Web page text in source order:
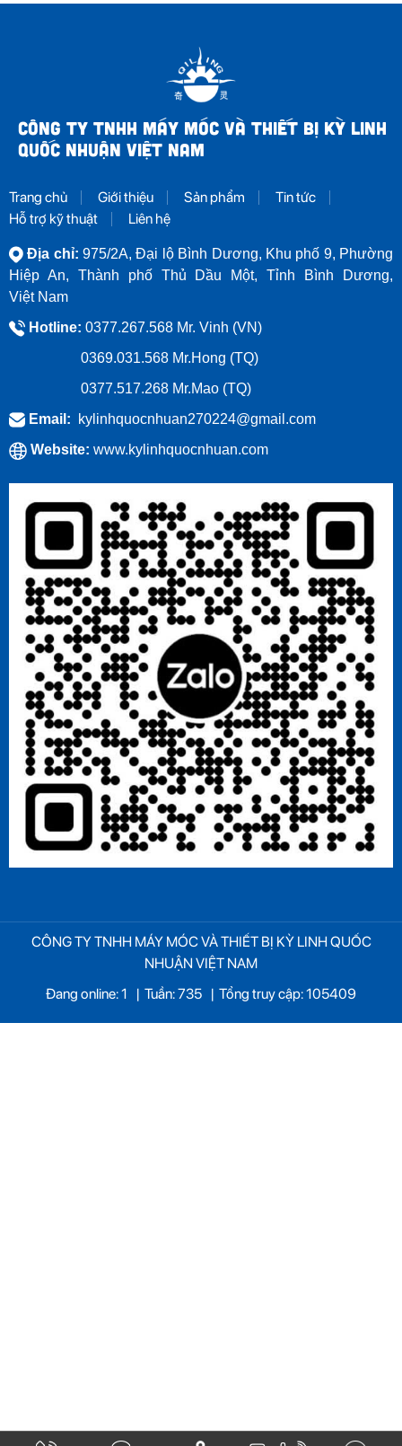
CÔNG TY TNHH MÁY MÓC VÀ THIẾT BỊ KỲ LINH
QUỐC NHUẬN VIỆT NAM
Trang chủ Giới thiệu Sản phẩm
Tin tức
Hỗ trợ kỹ thuật
Liên hệ
Địa chỉ: 975/2A, Đại lộ Bình Dương, Khu phố 9, Phường
Hiệp An, Thành phố Thủ Dầu Một, Tỉnh Bình Dương,
Việt Nam
Hotline: 0377.267.568 Mr. Vinh (VN)
0369.031.568 Mr.Hong (TQ)
0377.517.268 Mr.Mao (TQ)
Email: kylinhquocnhuan270224@gmail.com
Website: www.kylinhquocnhuan.com
CÔNG TY TNHH MÁY MÓC VÀ THIẾT BỊ KỲ LINH QUỐC
NHUẬN VIỆT NAM
Đang online: 1
| Tuần: 735 | Tổng truy cập: 105409